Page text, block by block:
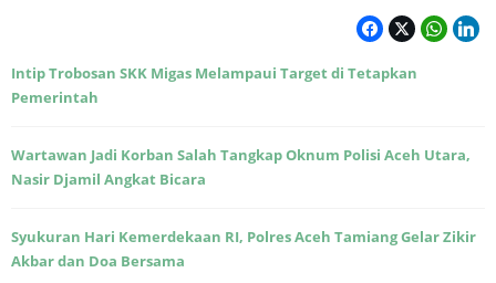
Intip Trobosan SKK Migas Melampaui Target di Tetapkan
Pemerintah
Wartawan Jadi Korban Salah Tangkap Oknum Polisi Aceh Utara,
Nasir Djamil Angkat Bicara
Syukuran Hari Kemerdekaan RI, Polres Aceh Tamiang Gelar Zikir
Akbar dan Doa Bersama